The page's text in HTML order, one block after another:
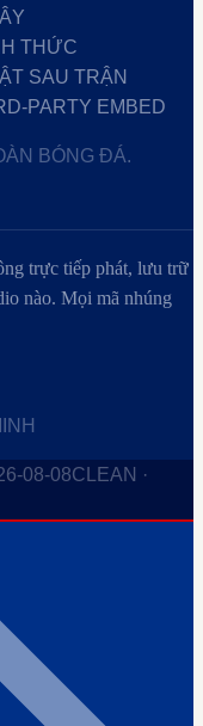
THỨC
SAU TRẬN
PARTY EMBED
BÓNG ĐÁ.
trực tiếp phát, lưu trữ
nào. Mọi mã nhúng
08-08CLEAN ·